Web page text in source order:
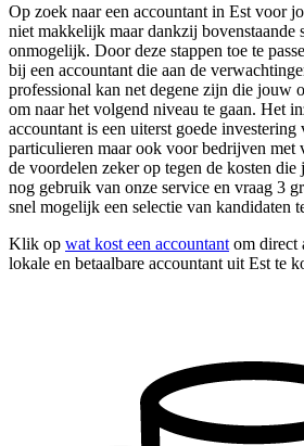
Op zoek naar een accountant in Est voor
niet makkelijk maar dankzij bovenstaande
onmogelijk. Door deze stappen toe te
bij een accountant die aan de
professional kan net degene zijn die jouw
om naar het volgend niveau te gaan. Het
accountant is een uiterst goede
particulieren maar ook voor bedrijven met
de voordelen zeker op tegen de kosten die
nog gebruik van onze service en vraag 3
snel mogelijk een selectie van kandidaten
Klik op wat kost een accountant om direct
lokale en betaalbare accountant uit Est te